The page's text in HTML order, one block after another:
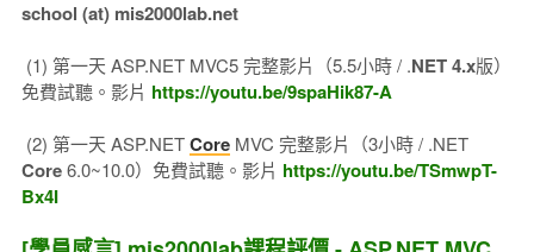
school (at) mis2000lab.net
(1) 第一天 ASP.NET MVC5 完整影片（5.5小時 / .NET 4.x版）
免費試聽。影片 https://youtu.be/9spaHik87-A
(2) 第一天 ASP.NETCoreMVC 完整影片（3小時 / .NET
Core6.0~10.0）免費試聽。影片 https://youtu.be/TSmwpT-
Bx4I